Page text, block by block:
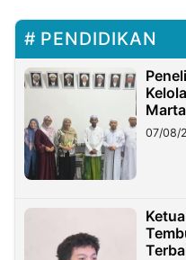
PENDIDIKAN
07/08/